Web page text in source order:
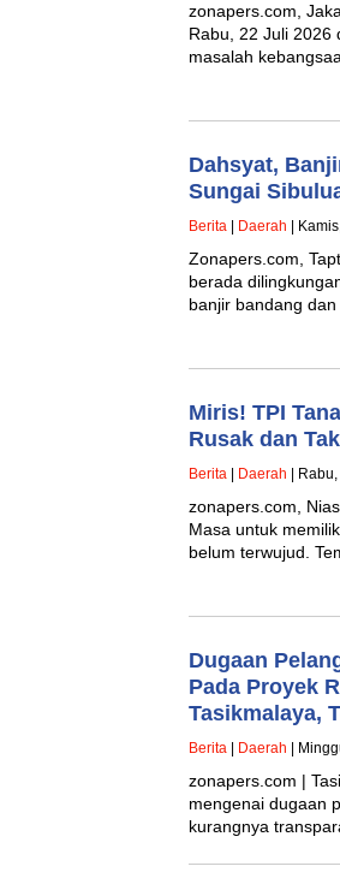
zonapers.com,
Rabu, 22 Juli 2026
masalah
Dahsyat,
Sungai
Berita Daerah |
Zonapers.com,
berada
banjir bandang
Miris! TPI
Rusak dan
Berita Daerah |
zonapers.com,
Masa untuk
belum terwujud.
Dugaan
Pada Proyek
Tasikmalaya,
Berita Daerah |
zonapers.com |
mengenai dugaan
kurangnya